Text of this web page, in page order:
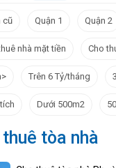
cũ Quận 1 Quận 2
nhà mặt tiền Cho
Trên 6 Tỷ/tháng
Dưới 500m2
thuê tòa nhà